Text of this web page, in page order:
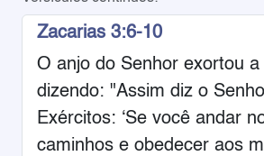
Zacarias 3:6-10
O anjo do Senhor exortou a
dizendo: "Assim diz o
Exércitos: ‘Se você andar
caminhos e obedecer aos